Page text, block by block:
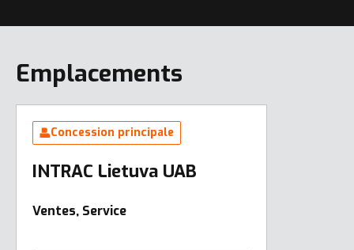
Emplacements
Concession principale
INTRAC Lietuva UAB
Ventes, Service